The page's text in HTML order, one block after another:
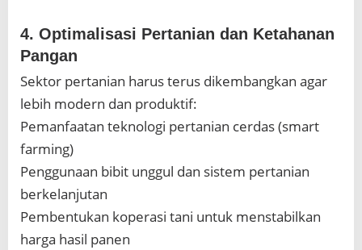
4. Optimalisasi Pertanian dan Ketahanan
Pangan
Sektor pertanian harus terus dikembangkan agar
lebih modern dan produktif:
Pemanfaatan teknologi pertanian cerdas (smart
farming)
Penggunaan bibit unggul dan sistem pertanian
berkelanjutan
Pembentukan koperasi tani untuk menstabilkan
harga hasil panen